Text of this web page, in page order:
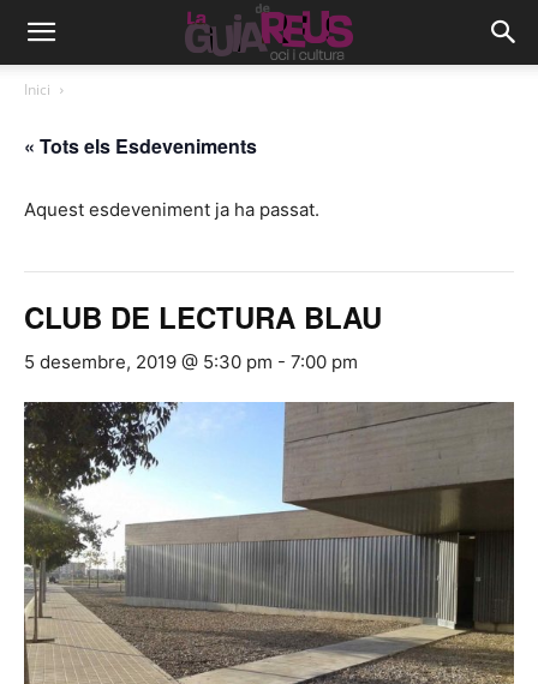
Inici
« Tots els Esdeveniments
Aquest esdeveniment ja ha passat.
CLUB DE LECTURA BLAU
5 desembre, 2019 @ 5:30 pm - 7:00 pm